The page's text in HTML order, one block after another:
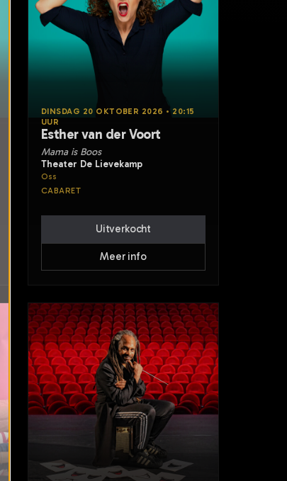
DINSDAG 20 OKTOBER 2026 • 20:15
UUR
Esther van der Voort
Mama is Boos
Theater De Lievekamp
Oss
CABARET
Uitverkocht
Meer info